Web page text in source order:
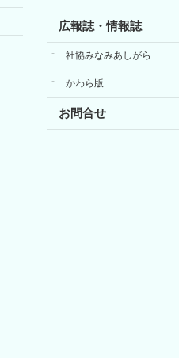
広報誌・情報誌
社協みなみあしがら
かわら版
お問合せ